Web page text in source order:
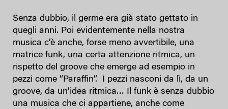
Senza dubbio, il germe era già stato gettato in
quegli anni. Poi evidentemente nella nostra
musica c’è anche, forse meno avvertibile, una
matrice funk, una certa attenzione ritmica, un
rispetto del groove che emerge ad esempio in
pezzi come “Paraffin”. I pezzi nasconi da lì, da un
groove, da un’idea ritmica… Il funk è senza dubbio
una musica che ci appartiene, anche come